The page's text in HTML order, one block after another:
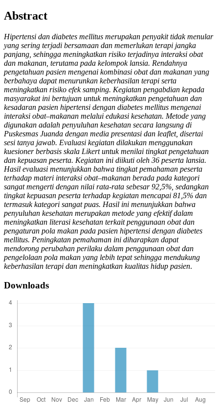
Abstract
Hipertensi dan diabetes mellitus merupakan penyakit tidak menular
yang sering terjadi bersamaan dan memerlukan terapi jangka
panjang, sehingga meningkatkan risiko terjadinya interaksi obat
dan makanan, terutama pada kelompok lansia. Rendahnya
pengetahuan pasien mengenai kombinasi obat dan makanan yang
berbahaya dapat menurunkan keberhasilan terapi serta
meningkatkan risiko efek samping. Kegiatan pengabdian kepada
masyarakat ini bertujuan untuk meningkatkan pengetahuan dan
kesadaran pasien hipertensi dengan diabetes mellitus mengenai
interaksi obat–makanan melalui edukasi kesehatan. Metode yang
digunakan adalah penyuluhan kesehatan secara langsung di
Puskesmas Juanda dengan media presentasi dan leaflet, disertai
sesi tanya jawab. Evaluasi kegiatan dilakukan menggunakan
kuesioner berbasis skala Likert untuk menilai tingkat pengetahuan
dan kepuasan peserta. Kegiatan ini diikuti oleh 36 peserta lansia.
Hasil evaluasi menunjukkan bahwa tingkat pemahaman peserta
terhadap materi interaksi obat–makanan berada pada kategori
sangat mengerti dengan nilai rata-rata sebesar 92,5%, sedangkan
tingkat kepuasan peserta terhadap kegiatan mencapai 81,5% dan
termasuk kategori sangat puas. Hasil ini menunjukkan bahwa
penyuluhan kesehatan merupakan metode yang efektif dalam
meningkatkan literasi kesehatan terkait penggunaan obat dan
pengaturan pola makan pada pasien hipertensi dengan diabetes
mellitus. Peningkatan pemahaman ini diharapkan dapat
mendorong perubahan perilaku dalam penggunaan obat dan
pengelolaan pola makan yang lebih tepat sehingga mendukung
keberhasilan terapi dan meningkatkan kualitas hidup pasien.
Downloads